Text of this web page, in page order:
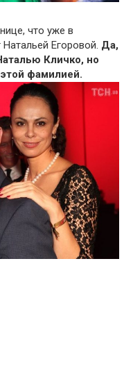
что уже в
Егоровой. Да,
Кличко, но
фамилией.